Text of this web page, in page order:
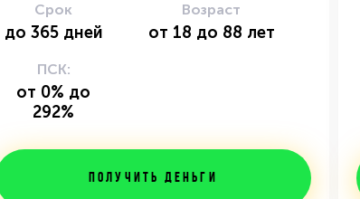
Срок
до 365 дней
Возраст
от 18 до 88 лет
ПСК:
от 0% до
292%
Получить деньги